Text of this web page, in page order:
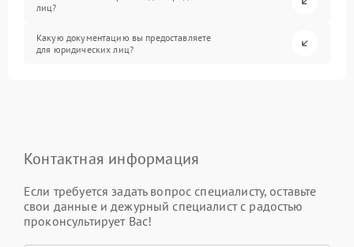
лиц?
Какую документацию вы предоставляете
для юридических лиц?
Контактная информация
Если требуется задать вопрос специалисту, оставьте
свои данные и дежурный специалист с радостью
проконсультирует Вас!